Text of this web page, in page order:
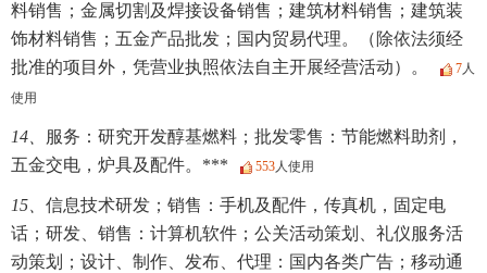
料销售；金属切割及焊接设备销售；建筑材料销售；建筑装
饰材料销售；五金产品批发；国内贸易代理。（除依法须经
批准的项目外，凭营业执照依法自主开展经营活动）。
7人
使用
14、
服务：研究开发醇基燃料；批发零售：节能燃料助剂，
五金交电，炉具及配件。***
553人使用
15、 信息技术研发；销售：手机及配件，传真机，固定电
话；研发、销售：计算机软件；公关活动策划、礼仪服务活
动策划；设计、制作、发布、代理：国内各类广告；移动通